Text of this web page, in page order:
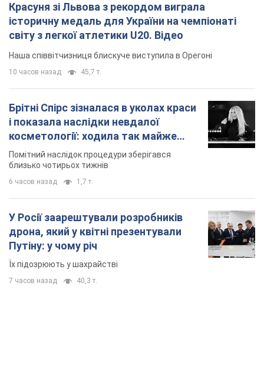
Красуня зі Львова з рекордом виграла
історичну медаль для України на чемпіонаті
світу з легкої атлетики U20. Відео
Наша співвітчизниця блискуче виступила в Орегоні
10 часов назад 45,7 т.
Брітні Спірс зізналася в уколах краси
і показала наслідки невдалої
косметології: ходила так майже
місяць
Помітний наслідок процедури зберігався
близько чотирьох тижнів
6 часов назад 1,7 т.
У Росії заарештували розробників
дрона, який у квітні презентували
Путіну: у чому річ
Їх підозрюють у шахрайстві
7 часов назад 40,3 т.